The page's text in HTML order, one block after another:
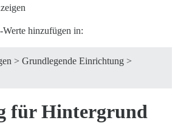
hinzufügen in:
> Grundlegende Einrichtung >
für Hintergrund